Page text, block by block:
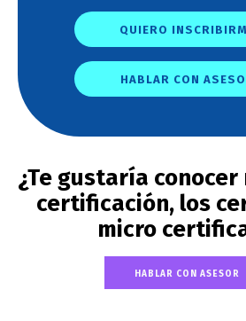
QUIERO
HABLAR CON
¿Te gustaría conocer
certificación, los
micro
HABLAR CON ASESOR